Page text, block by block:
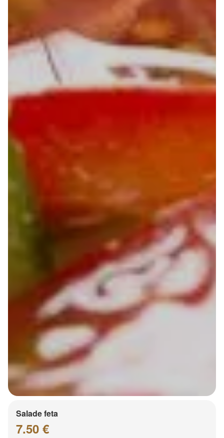
Salade feta
7.50 €